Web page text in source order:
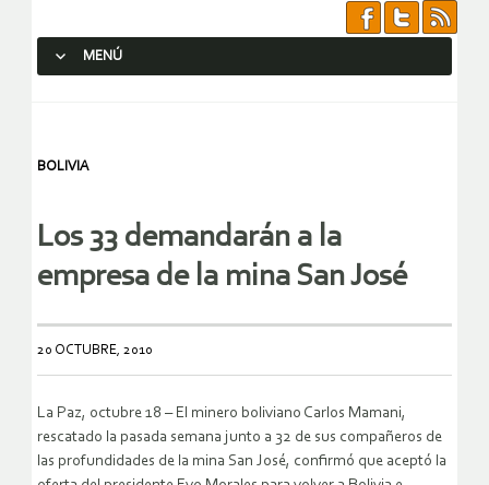
MENÚ
BOLIVIA
Los 33 demandarán a la
empresa de la mina San José
20 OCTUBRE, 2010
La Paz, octubre 18 – El minero boliviano Carlos Mamani,
rescatado la pasada semana junto a 32 de sus compañeros de
las profundidades de la mina San José, confirmó que aceptó la